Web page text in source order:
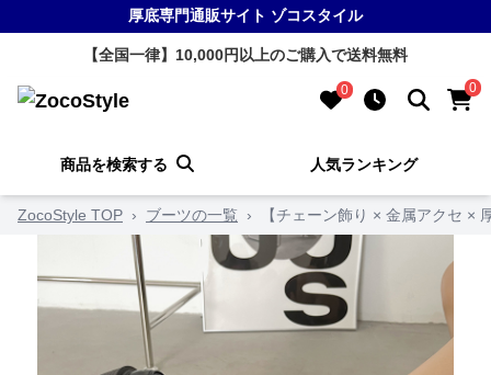
厚底専門通販サイト ゾコスタイル
【全国一律】10,000円以上のご購入で送料無料
0 0
商品を検索する 人気ランキング
ZocoStyle TOP › ブーツの一覧 › 【チェーン飾り × 金属アクセ ×